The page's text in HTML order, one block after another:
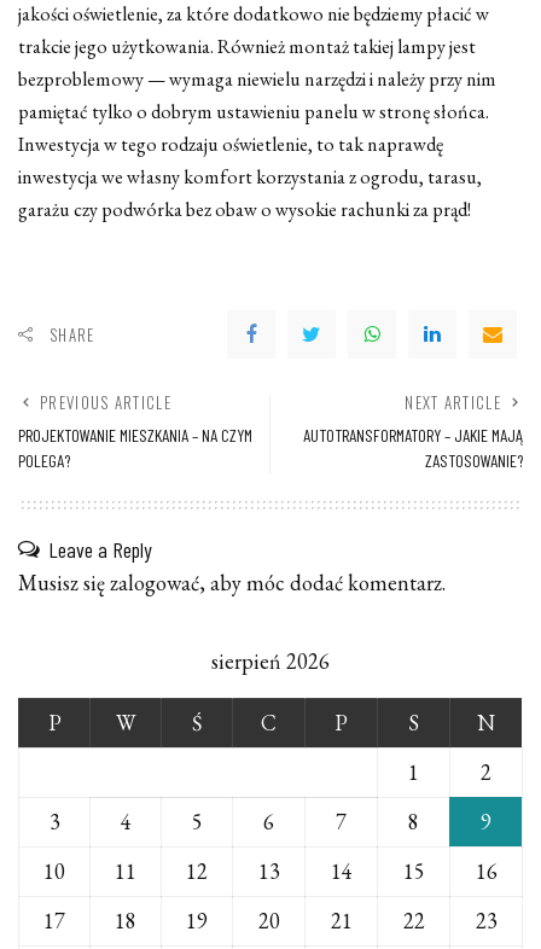
jakości oświetlenie, za które dodatkowo nie będziemy płacić w
trakcie jego użytkowania. Również montaż takiej lampy jest
bezproblemowy — wymaga niewielu narzędzi i należy przy nim
pamiętać tylko o dobrym ustawieniu panelu w stronę słońca.
Inwestycja w tego rodzaju oświetlenie, to tak naprawdę
inwestycja we własny komfort korzystania z ogrodu, tarasu,
garażu czy podwórka bez obaw o wysokie rachunki za prąd!
SHARE
PREVIOUS ARTICLE
PROJEKTOWANIE MIESZKANIA – NA CZYM
POLEGA?
NEXT ARTICLE
AUTOTRANSFORMATORY – JAKIE MAJĄ
ZASTOSOWANIE?
Leave a Reply
Musisz sięzalogować, aby móc dodać komentarz.
sierpień 2026
P W Ś C P S
N
1
2
3
4 5 6 7 8
9
10
11 12 13 14 15
16
17
18 19 20 21 22 23